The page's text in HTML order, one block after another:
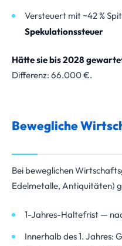
Versteuert mit ~42 %
Spekulationssteuer
Hätte sie bis 2028
Differenz: 66.000 €.
Bewegliche
Bei beweglichen
Edelmetalle, Antiquitäten)
1-Jahres-Haltefrist —
Innerhalb des 1. Jahres: